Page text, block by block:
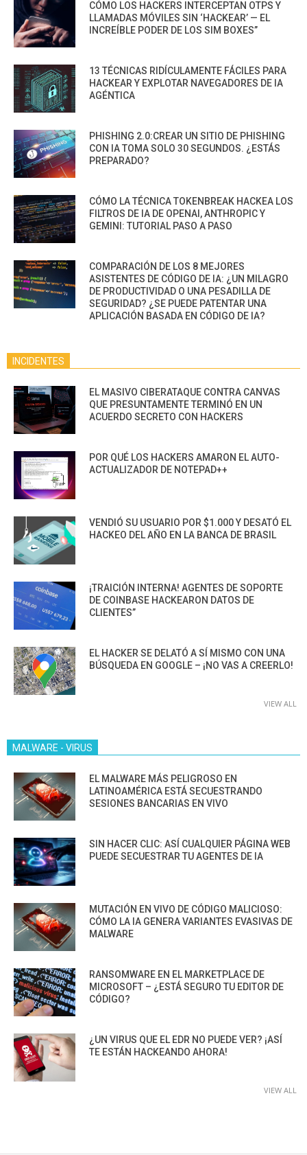
CÓMO LOS HACKERS INTERCEPTAN OTPS Y
LLAMADAS MÓVILES SIN ‘HACKEAR’ — EL
INCREÍBLE PODER DE LOS SIM BOXES”
13 TÉCNICAS RIDÍCULAMENTE FÁCILES PARA
HACKEAR Y EXPLOTAR NAVEGADORES DE IA
AGÉNTICA
PHISHING 2.0:CREAR UN SITIO DE PHISHING
CON IA TOMA SOLO 30 SEGUNDOS. ¿ESTÁS
PREPARADO?
CÓMO LA TÉCNICA TOKENBREAK HACKEA LOS
FILTROS DE IA DE OPENAI, ANTHROPIC Y
GEMINI: TUTORIAL PASO A PASO
COMPARACIÓN DE LOS 8 MEJORES
ASISTENTES DE CÓDIGO DE IA: ¿UN MILAGRO
DE PRODUCTIVIDAD O UNA PESADILLA DE
SEGURIDAD? ¿SE PUEDE PATENTAR UNA
APLICACIÓN BASADA EN CÓDIGO DE IA?
INCIDENTES
EL MASIVO CIBERATAQUE CONTRA CANVAS
QUE PRESUNTAMENTE TERMINÓ EN UN
ACUERDO SECRETO CON HACKERS
POR QUÉ LOS HACKERS AMARON EL AUTO-
ACTUALIZADOR DE NOTEPAD++
VENDIÓ SU USUARIO POR $1.000 Y DESATÓ EL
HACKEO DEL AÑO EN LA BANCA DE BRASIL
¡TRAICIÓN INTERNA! AGENTES DE SOPORTE
DE COINBASE HACKEARON DATOS DE
CLIENTES”
EL HACKER SE DELATÓ A SÍ MISMO CON UNA
BÚSQUEDA EN GOOGLE – ¡NO VAS A CREERLO!
VIEW ALL
MALWARE - VIRUS
EL MALWARE MÁS PELIGROSO EN
LATINOAMÉRICA ESTÁ SECUESTRANDO
SESIONES BANCARIAS EN VIVO
SIN HACER CLIC: ASÍ CUALQUIER PÁGINA WEB
PUEDE SECUESTRAR TU AGENTES DE IA
MUTACIÓN EN VIVO DE CÓDIGO MALICIOSO:
CÓMO LA IA GENERA VARIANTES EVASIVAS DE
MALWARE
RANSOMWARE EN EL MARKETPLACE DE
MICROSOFT – ¿ESTÁ SEGURO TU EDITOR DE
CÓDIGO?
¿UN VIRUS QUE EL EDR NO PUEDE VER? ¡ASÍ
TE ESTÁN HACKEANDO AHORA!
VIEW ALL